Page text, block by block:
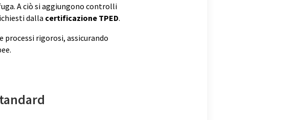
A ciò si aggiungono controlli
dalla certificazione TPED.
processi rigorosi, assicurando